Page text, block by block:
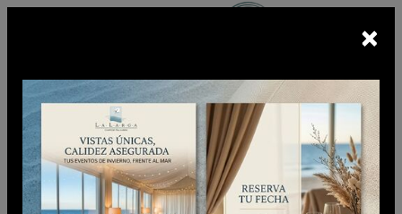
Escuchá
BUNKER FM
En vivo
×